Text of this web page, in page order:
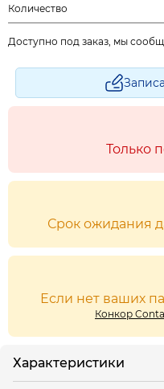
Количество
Доступно под заказ, мы
Только
Срок ожидания
Если нет ваших
Конкор
Характеристики